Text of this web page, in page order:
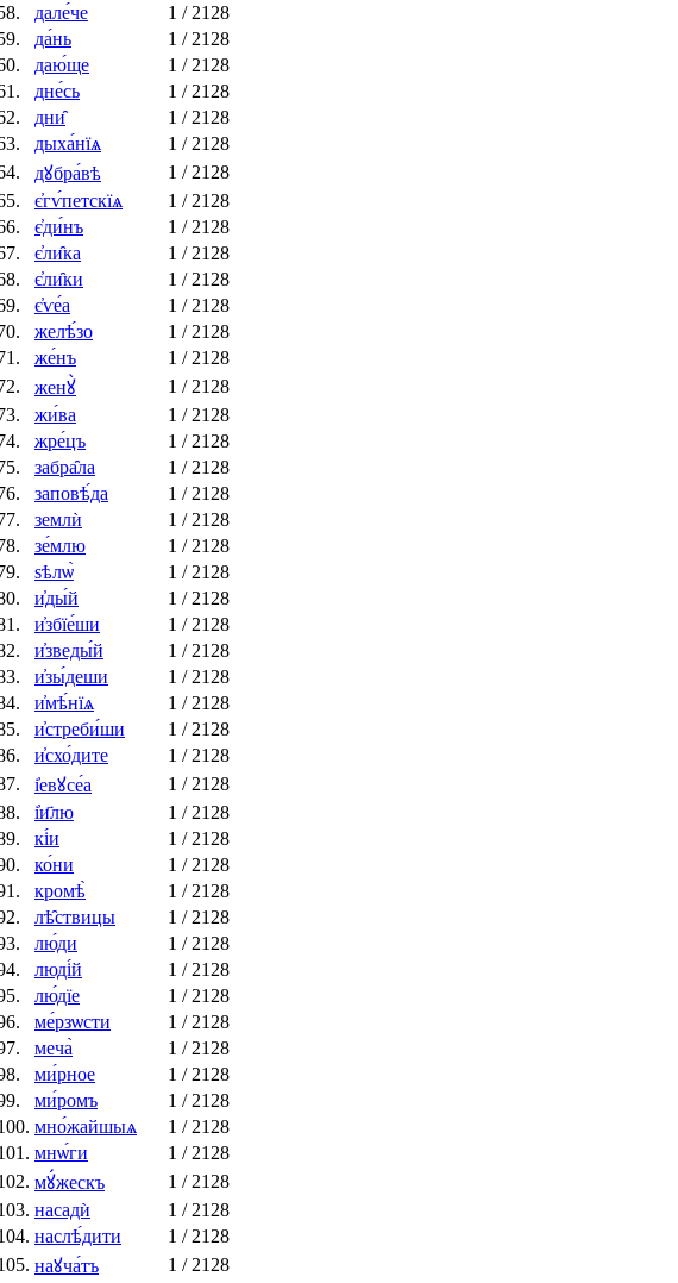
дале́че 1 / 2128
да́нь 1 / 2128
даю́ще 1 / 2128
дне́сь 1 / 2128
дни̑ 1 / 2128
дыха́нїѧ 1 / 2128
дꙋбра́вѣ 1 / 2128
є҆гѵ́петскїѧ 1 / 2128
є҆ди́нъ 1 / 2128
є҆ли̑ка 1 / 2128
є҆ли̑ки 1 / 2128
є҆ѵе́а 1 / 2128
желѣ́зо 1 / 2128
же́нъ 1 / 2128
женꙋ̀ 1 / 2128
жи́ва 1 / 2128
жре́цъ 1 / 2128
забра̑ла 1 / 2128
заповѣ́да 1 / 2128
землѝ 1 / 2128
зе́млю 1 / 2128
ѕѣлѡ̀ 1 / 2128
и҆ды́й 1 / 2128
и҆збїе́ши 1 / 2128
и҆зведы́й 1 / 2128
и҆зы́деши 1 / 2128
и҆мѣ́нїѧ 1 / 2128
и҆стреби́ши 1 / 2128
и҆схо́дите 1 / 2128
і҆евꙋсе́а 1 / 2128
і҆и҃лю 1 / 2128
кі́и 1 / 2128
ко́ни 1 / 2128
кромѣ̀ 1 / 2128
лѣ̑ствицы 1 / 2128
лю́ди 1 / 2128
люді́й 1 / 2128
лю́дїе 1 / 2128
ме́рзѡсти 1 / 2128
меча̀ 1 / 2128
ми́рное 1 / 2128
ми́ромъ 1 / 2128
мно́жайшыѧ 1 / 2128
мнѡ́ги 1 / 2128
мꙋ́жескъ 1 / 2128
насадѝ 1 / 2128
наслѣ́дити 1 / 2128
наꙋча́тъ 1 / 2128